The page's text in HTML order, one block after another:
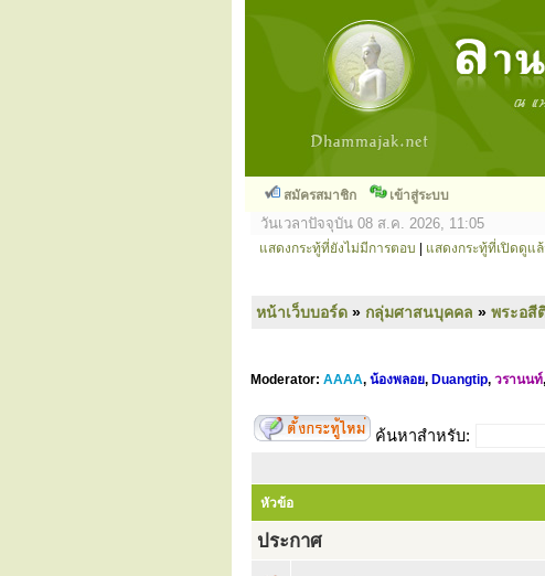
สมัครสมาชิก เข้าสู่ระบบ
วันเวลาปัจจุบัน 08 ส.ค. 2026, 11:05
แสดงกระทู้ที่ยังไม่มีการตอบ แสดงกระทู้ที่เปิดดูแล้
หน้าเว็บบอร์ด » กลุ่มศาสนบุคคล » พระอสี
Moderator: AAAA, น้องพลอย, Duangtip, วรานนท์,
ค้นหาสำหรับ:
หัวข้อ
ประกาศ